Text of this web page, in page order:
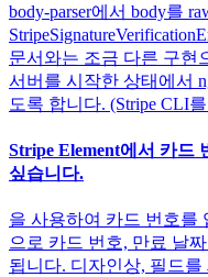
body-parser에서 body를
문서와는 조금 다른 구현
서버를 시작한 상태에서
도록 합니다. (Stripe CLI
Stripe Element에서 카드
싶습니다.
을 사용하여 카드 번호를
으로 카드 번호, 만료 날
됩니다. 디자인상, 필드